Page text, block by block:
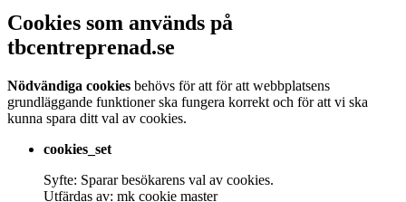
Cookies som används på
tbcentreprenad.se
Nödvändiga cookies behövs för att för att webbplatsens
grundläggande funktioner ska fungera korrekt och för att vi ska
kunna spara ditt val av cookies.
cookies_set
Syfte: Sparar besökarens val av cookies.
Utfärdas av: mk cookie master